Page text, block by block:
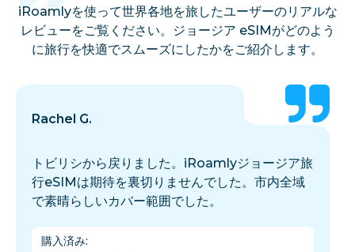
iRoamlyを使って世界各地を旅したユーザーのリアルな
レビューをご覧ください。ジョージア eSIMがどのよう
に旅行を快適でスムーズにしたかをご紹介します。
Rachel G.
トビリシから戻りました。iRoamlyジョージア旅
行eSIMは期待を裏切りませんでした。市内全域
で素晴らしいカバー範囲でした。
購入済み: